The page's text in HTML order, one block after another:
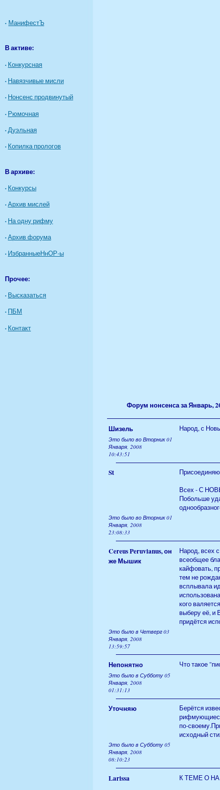
· МанифестЪ
В активе:
· Конкурсная
· Навязчивые мисли
· Нонсенс продвинутый
· Рюмочная
·Дуэльная
· Копилка прологов
В архиве:
· Конкурсы
·Архив мислей
· На одну рифму
·Архив форума
· ИзбранныеНнОР-ы
Прочее:
· Высказаться
· ПБМ
· Контакт
Форум нонсенса за Январь,
Шизель Народ, с
Это было во Вторник 01
Января, 2008
10:43:51
St
Всех - С
Побольше
Это было во Вторник 01
Января, 2008
23:08:33
Cereus Peruvianus, он
же Мышик
Народ, всех
всеобщее
кайфовать,
тем не
всплывала
кого
выберу её, и
придётся
Это было в Четверг 03
Января, 2008
13:59:57
Непонятно Что такое
Это было в Субботу 05
Января, 2008
01:31:13
Уточняю
Берётся
по-
исходный
Это было в Субботу 05
Января, 2008
08:10:23
Larissa
К ТЕМЕ О